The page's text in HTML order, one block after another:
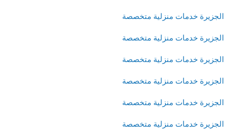
الجزيرة خدمات منزلية متخصصة
الجزيرة خدمات منزلية متخصصة
الجزيرة خدمات منزلية متخصصة
الجزيرة خدمات منزلية متخصصة
الجزيرة خدمات منزلية متخصصة
الجزيرة خدمات منزلية متخصصة